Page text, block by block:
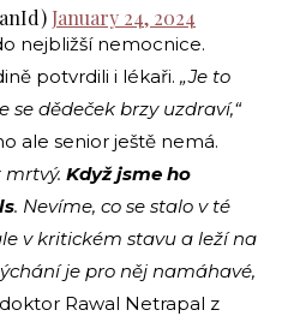
January 24, 2024
nejbližší nemocnice.
potvrdili i lékaři. „Je to
se dědeček brzy uzdraví,“
ale senior ještě nemá.
mrtvý. Když jsme ho
. Nevíme, co se stalo v té
v kritickém stavu a leží na
je pro něj namáhavé,
Rawal Netrapal z